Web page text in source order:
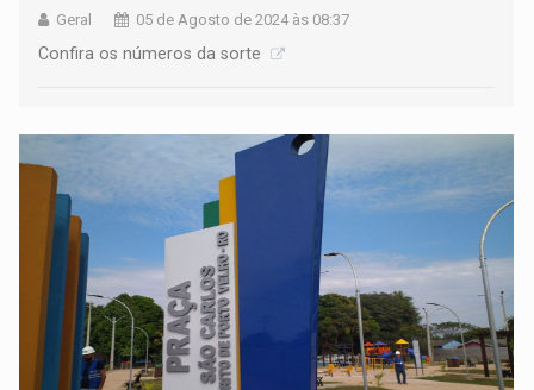
Geral 05 de Agosto de 2024 às 08:37
Confira os números da sorte